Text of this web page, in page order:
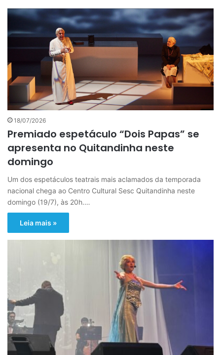
18/07/2026
Premiado espetáculo “Dois Papas” se
apresenta no Quitandinha neste
domingo
Um dos espetáculos teatrais mais aclamados da temporada
nacional chega ao Centro Cultural Sesc Quitandinha neste
domingo (19/7), às 20h.…
Leia mais »